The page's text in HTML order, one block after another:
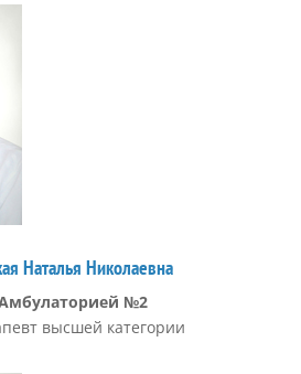
Наталья Николаевна
№2
высшей категории